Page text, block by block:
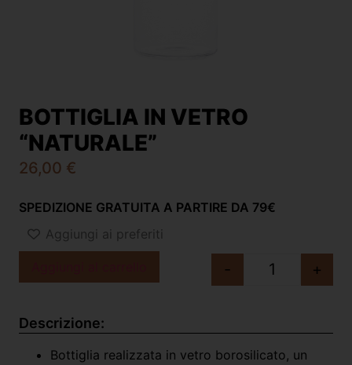
BOTTIGLIA IN VETRO
“NATURALE”
26,00 €
SPEDIZIONE GRATUITA A PARTIRE DA 79€
Aggiungi ai preferiti
- +
Descrizione:
Bottiglia realizzata in vetro borosilicato, un